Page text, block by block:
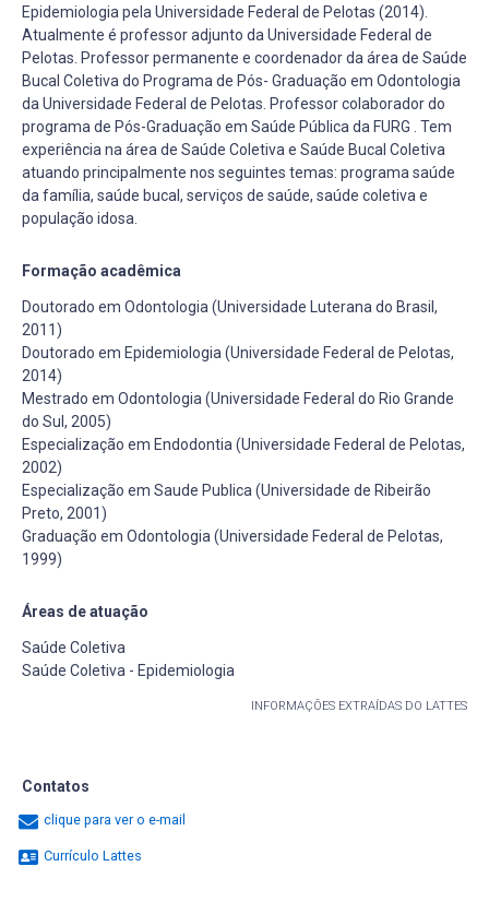
Epidemiologia pela Universidade Federal de Pelotas (2014).
Atualmente é professor adjunto da Universidade Federal de
Pelotas. Professor permanente e coordenador da área de Saúde
Bucal Coletiva do Programa de Pós- Graduação em Odontologia
da Universidade Federal de Pelotas. Professor colaborador do
programa de Pós-Graduação em Saúde Pública da FURG . Tem
experiência na área de Saúde Coletiva e Saúde Bucal Coletiva
atuando principalmente nos seguintes temas: programa saúde
da família, saúde bucal, serviços de saúde, saúde coletiva e
população idosa.
Formação acadêmica
Doutorado em Odontologia (Universidade Luterana do Brasil,
2011)
Doutorado em Epidemiologia (Universidade Federal de Pelotas,
2014)
Mestrado em Odontologia (Universidade Federal do Rio Grande
do Sul, 2005)
Especialização em Endodontia (Universidade Federal de Pelotas,
2002)
Especialização em Saude Publica (Universidade de Ribeirão
Preto, 2001)
Graduação em Odontologia (Universidade Federal de Pelotas,
1999)
Áreas de atuação
Saúde Coletiva
Saúde Coletiva - Epidemiologia
INFORMAÇÕES EXTRAÍDAS DO LATTES
Contatos
clique para ver o e-mail
Currículo Lattes